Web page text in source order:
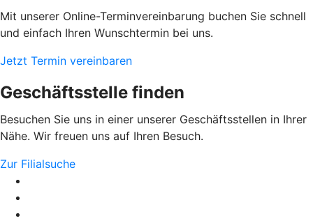
Mit unserer Online-Terminvereinbarung buchen Sie schnell
und einfach Ihren Wunschtermin bei uns.
Jetzt Termin vereinbaren
Geschäftsstelle finden
Besuchen Sie uns in einer unserer Geschäftsstellen in Ihrer
Nähe. Wir freuen uns auf Ihren Besuch.
Zur Filialsuche